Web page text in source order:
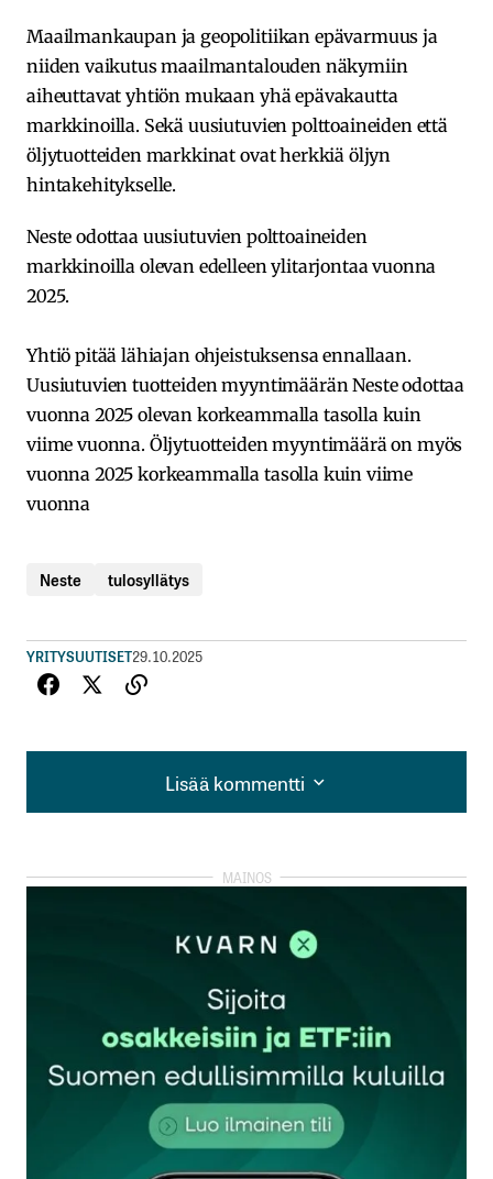
Maailmankaupan ja geopolitiikan epävarmuus ja
niiden vaikutus maailmantalouden näkymiin
aiheuttavat yhtiön mukaan yhä epävakautta
markkinoilla. Sekä uusiutuvien polttoaineiden että
öljytuotteiden markkinat ovat herkkiä öljyn
hintakehitykselle.
Neste odottaa uusiutuvien polttoaineiden
markkinoilla olevan edelleen ylitarjontaa vuonna
2025.
Yhtiö pitää lähiajan ohjeistuksensa ennallaan.
Uusiutuvien tuotteiden myyntimäärän Neste odottaa
vuonna 2025 olevan korkeammalla tasolla kuin
viime vuonna. Öljytuotteiden myyntimäärä on myös
vuonna 2025 korkeammalla tasolla kuin viime
vuonna
Neste tulosyllätys
YRITYSUUTISET29.10.2025
Lisää kommentti
Lisää kommentti
kirjautua
rekisteröityä
Sähköpostiosoitettasi ei julkaista.Pakolliset
kentät on merkitty*